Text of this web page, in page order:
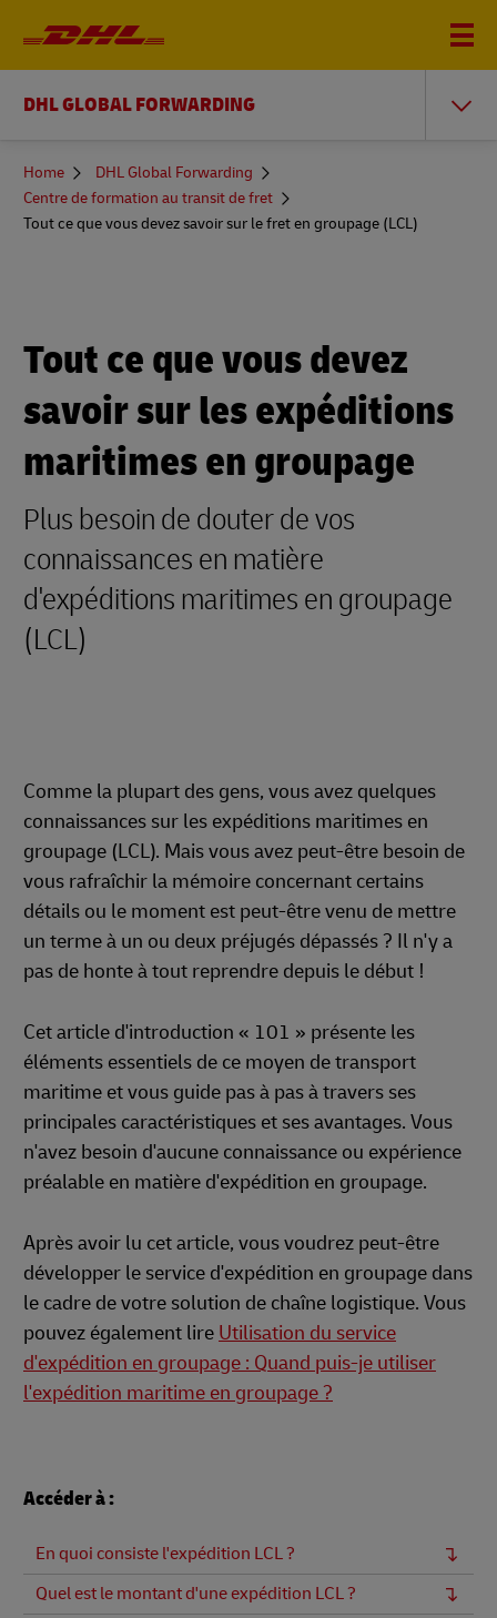
DHL GLOBAL FORWARDING
You
here
Home
DHL Global Forwarding
Centre de formation au transit de fret
Tout ce que vous devez savoir sur le fret en groupage (LCL)
Tout ce que vous devez
savoir sur les expéditions
maritimes en groupage
Plus besoin de douter de vos
connaissances en matière
d'expéditions maritimes en groupage
(LCL)
Comme la plupart des gens, vous avez quelques
connaissances sur les expéditions maritimes en
groupage (LCL). Mais vous avez peut-être besoin de
vous rafraîchir la mémoire concernant certains
détails ou le moment est peut-être venu de mettre
un terme à un ou deux préjugés dépassés ? Il n'y a
pas de honte à tout reprendre depuis le début !
Cet article d'introduction « 101 » présente les
éléments essentiels de ce moyen de transport
maritime et vous guide pas à pas à travers ses
principales caractéristiques et ses avantages. Vous
n'avez besoin d'aucune connaissance ou expérience
préalable en matière d'expédition en groupage.
Après avoir lu cet article, vous voudrez peut-être
développer le service d'expédition en groupage dans
le cadre de votre solution de chaîne logistique. Vous
pouvez également lire Utilisation du service
d'expédition en groupage : Quand puis-je utiliser
l'expédition maritime en groupage ?
Accéder à :
En quoi consiste l'expédition LCL ?
Quel est le montant d'une expédition LCL ?